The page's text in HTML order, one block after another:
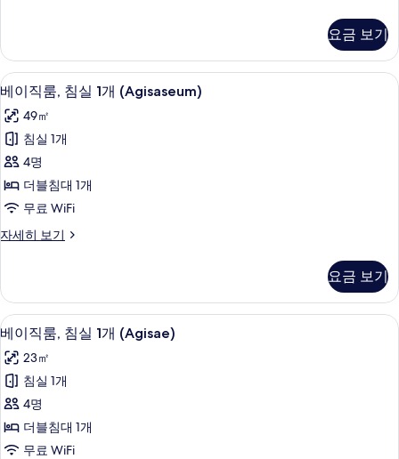
침
실
1
개
(Agisae)
자
세
히
보
기
요금 보기
베
이
직
룸,
침
실
개
진
모
두
보
기
베이직룸, 침실 1개 (Agisaseum) | 1 개
15
베이직룸, 침실 1개 (Agisaseum)
49㎡
침실 1개
4명
더블침대 1개
무료 WiFi
자세히 보기
베
침
실
1
개
(Agisaseum)
자
세
히
보
기
요금 보기
베
이
직
룸,
침
실
베이직룸, 침실 1개 (Agisae) | 1 개의 침
8
베이직룸, 침실 1개 (Agisae)
23㎡
침실 1개
4명
더블침대 1개
무료 WiFi